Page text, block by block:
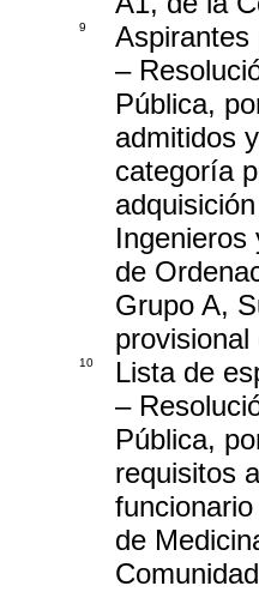
9
Aspirantes
–
Pública,
admitidos
categoría
Ingenieros
de
Grupo A,
10
Lista de
–
Pública,
requisitos
de